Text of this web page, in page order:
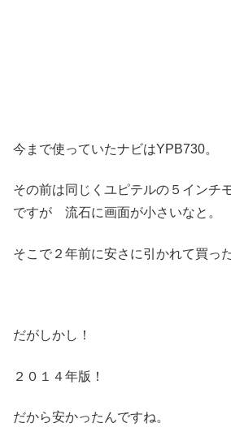
今まで使っていたナビはYPB730。
その前は同じくユピテルの５インチ
ですが 流石に画面が小さいなと。
そこで２年前に安さに引かれて買っ
だがしかし！
２０１４年版！
だから安かったんですね。